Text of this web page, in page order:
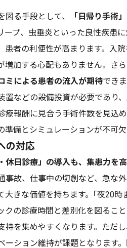
る手段として、
「日帰り手術
ープ、虫垂炎といった良性疾患
患者の利便性が高まります。入
増加する心配もありません。さ
ミによる患者の流入が期待でき
置などの設備投資が必要であり
療報酬に見合う手術件数を見込
準備とシミュレーションが不可
の対応
休日診療」の導入も、集患力を
事故、仕事中の切創など、急な
大きな価値を持ちます。｢夜20
クの診療時間と差別化を図るこ
持を集めやすくなります。ただ
ーション維持が課題となります